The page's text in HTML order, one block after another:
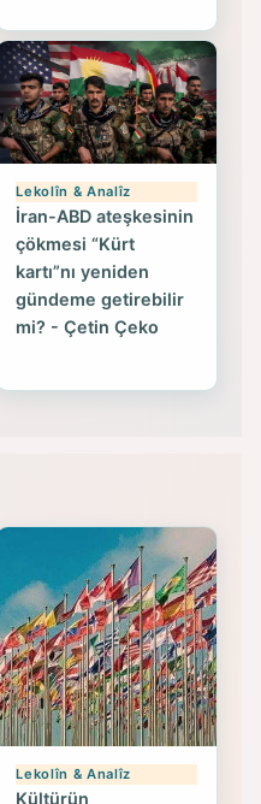
Lekolîn & Analîz
İran-ABD ateşkesinin
çökmesi “Kürt
kartı”nı yeniden
gündeme getirebilir
mi? - Çetin Çeko
Lekolîn & Analîz
Kültürün